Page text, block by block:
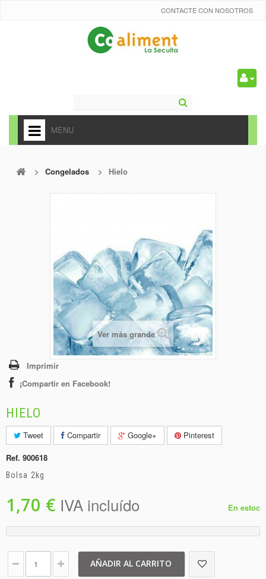
CONTACTE CON NOSOTROS
MENU
ALIMENTACIÓN
CARNICERÍA Y CHARCUTERÍA
CONGELADOS
DROGUERÍA
PANADERÍA
> Congelados > Hielo
Ver más grande
Imprimir
¡Compartir en Facebook!
HIELO
Tweet Compartir Google+
Pinterest
Ref. 900618
Bolsa 2kg
1,70 € IVA incluído En estoc
AÑADIR AL CARRITO